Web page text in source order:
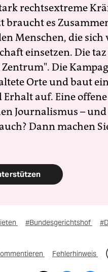
rechtsextreme
braucht es
Menschen, die
einsetzen. Die
Die
Orte und baut
Erhalt auf. Eine
Journalismus –
Dann machen
#Bundesgerichtshof
Fehlerhinweis